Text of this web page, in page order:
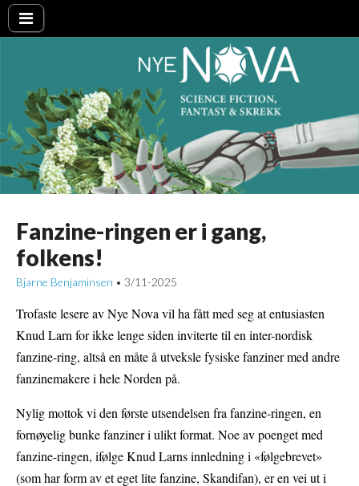
Nye NOVA
Fanzine-ringen er i gang,
folkens!
Bjarne Benjaminsen • 3/11-2025
Trofaste lesere av Nye Nova vil ha fått med seg at entusiasten
Knud Larn for ikke lenge siden inviterte til en inter-nordisk
fanzine-ring, altså en måte å utveksle fysiske fanziner med andre
fanzinemakere i hele Norden på.
Nylig mottok vi den første utsendelsen fra fanzine-ringen, en
fornøyelig bunke fanziner i ulikt format. Noe av poenget med
fanzine-ringen, ifølge Knud Larns innledning i «følgebrevet»
(som har form av et eget lite fanzine, Skandifan), er en vei ut i